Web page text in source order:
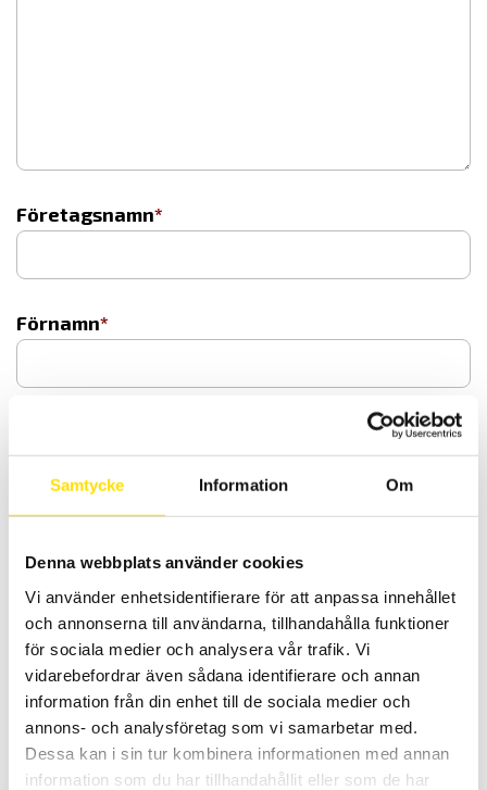
Samtycke Information Om
Denna webbplats använder cookies
Vi använder enhetsidentifierare för att anpassa innehållet
och annonserna till användarna, tillhandahålla funktioner
för sociala medier och analysera vår trafik. Vi
vidarebefordrar även sådana identifierare och annan
information från din enhet till de sociala medier och
annons- och analysföretag som vi samarbetar med.
Dessa kan i sin tur kombinera informationen med annan
information som du har tillhandahållit eller som de har
Företagsnamn
Förnamn
Adress
Gatuadress
Gatuadress rad 2